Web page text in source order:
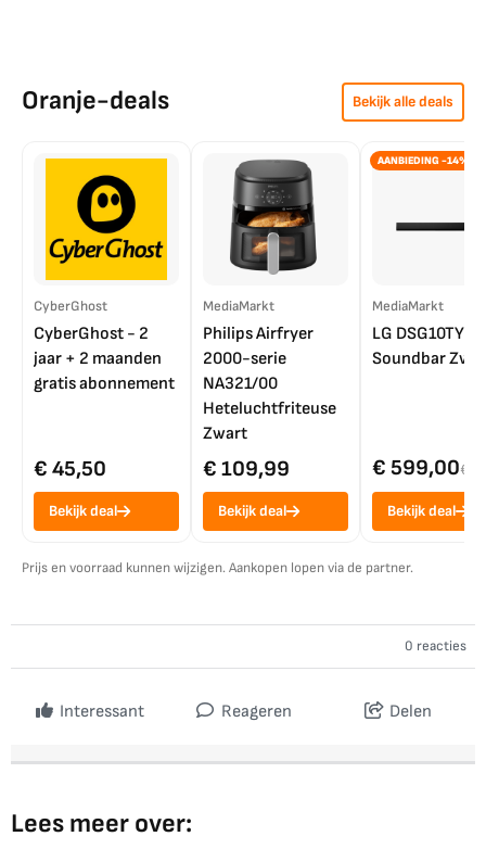
Oranje-deals Bekijk alle deals
CyberGhost
CyberGhost - 2
jaar + 2 maanden
gratis abonnement
€ 45,50
Bekijk deal
MediaMarkt
Philips Airfryer
2000-serie
NA321/00
Heteluchtfriteuse
Zwart
€ 109,99
Bekijk deal
AANBIEDING -14%
MediaMarkt
LG DSG10TY
Soundbar
€ 599,00€
Bekijk deal
Prijs en voorraad kunnen wijzigen. Aankopen lopen via de partner.
0 reacties
Interessant Reageren Delen
Lees meer over: